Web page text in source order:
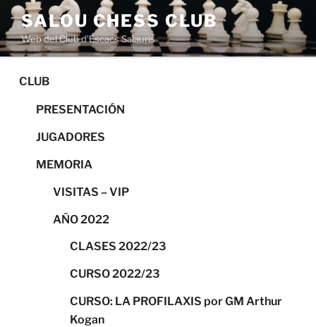
Saltar
contenido
SALOU CHESS CLUB
Web del Club d’Escacs Salauris
CLUB
PRESENTACIÓN
JUGADORES
MEMORIA
VISITAS – VIP
AÑO 2022
CLASES 2022/23
CURSO 2022/23
CURSO: LA PROFILAXIS por GM Arthur
Kogan